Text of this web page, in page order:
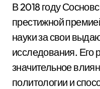
В 2018 году
престижной
науки за свои
исследования. Его
значительное
политологии и